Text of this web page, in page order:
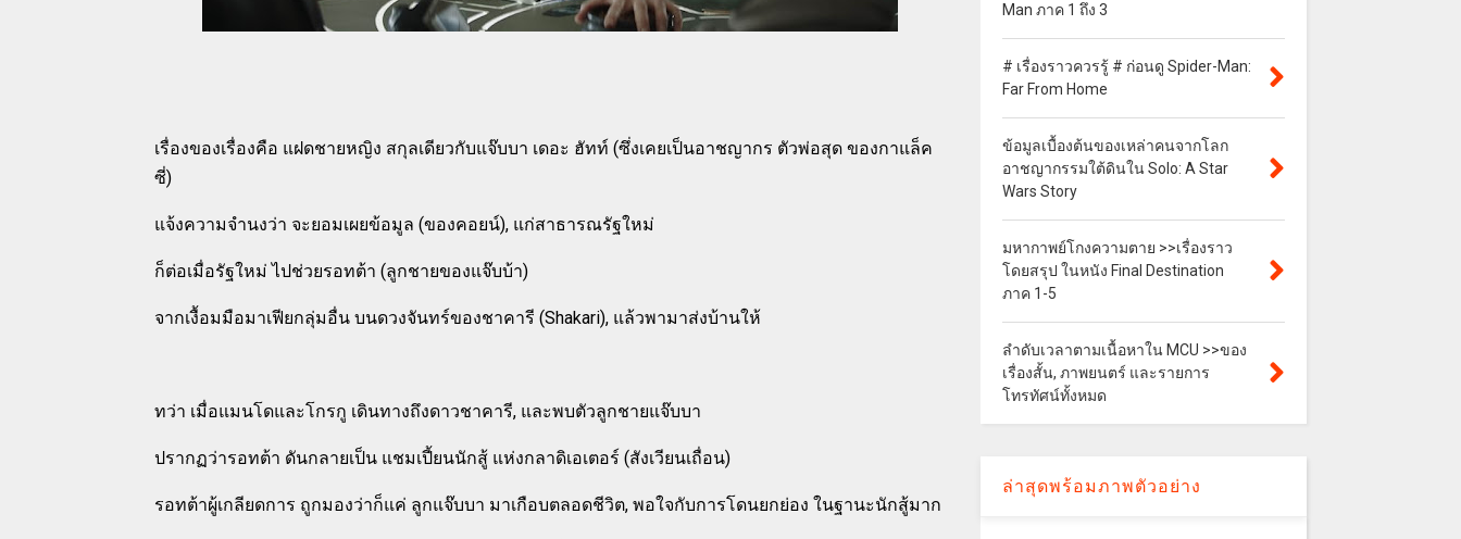
เรื่องของเรื่องคือ แฝดชายหญิง สกุลเดียวกับแจ๊บบา เดอะ ฮัทท์ (ซึ่งเคยเป็นอาชญากร ตัวพ่อสุด ของกาแล็ค
ซี่)
แจ้งความจำนงว่า จะยอมเผยข้อมูล (ของคอยน์), แก่สาธารณรัฐใหม่
ก็ต่อเมื่อรัฐใหม่ ไปช่วยรอทต้า (ลูกชายของแจ๊บบ้า)
จากเงื้อมมือมาเฟียกลุ่มอื่น บนดวงจันทร์ของชาคารี (Shakari), แล้วพามาส่งบ้านให้
ทว่า เมื่อแมนโดและโกรกู เดินทางถึงดาวชาคารี, และพบตัวลูกชายแจ๊บบา
ปรากฏว่ารอทต้า ดันกลายเป็น แชมเปี้ยนนักสู้ แห่งกลาดิเอเตอร์ (สังเวียนเถื่อน)
รอทต้าผู้เกลียดการ ถูกมองว่าก็แค่ ลูกแจ๊บบา มาเกือบตลอดชีวิต, พอใจกับการโดนยกย่อง ในฐานะนักสู้มาก
Man ภาค 1 ถึง 3
# เรื่องราวควรรู้ # ก่อนดู Spider-Man:
Far From Home
ข้อมูลเบื้องต้นของเหล่าคนจากโลก
อาชญากรรมใต้ดินใน Solo: A Star
Wars Story
มหากาพย์โกงความตาย >>เรื่องราว
โดยสรุป ในหนัง Final Destination
ภาค 1-5
ลำดับเวลาตามเนื้อหาใน MCU >>ของ
เรื่องสั้น, ภาพยนตร์ และรายการ
โทรทัศน์ทั้งหมด
ล่าสุดพร้อมภาพตัวอย่าง